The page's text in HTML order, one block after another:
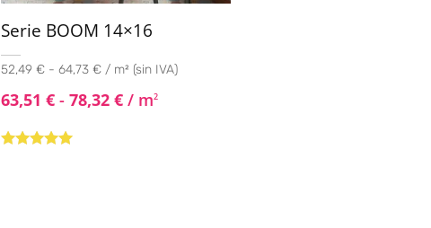
Serie BOOM 14×16
52,49 € - 64,73 € / m² (sin IVA)
63,51 € - 78,32 € / m2